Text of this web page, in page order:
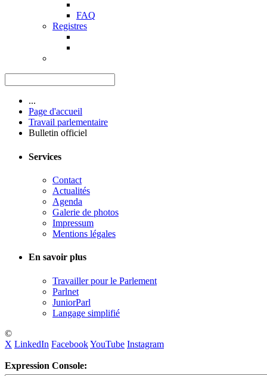
FAQ
Registres
...
Page d'accueil
Travail parlementaire
Bulletin officiel
Services
Contact
Actualités
Agenda
Galerie de photos
Impressum
Mentions légales
En savoir plus
Travailler pour le Parlement
Parlnet
JuniorParl
Langage simplifié
©
X LinkedIn FacebookYouTube Instagram
Expression Console: